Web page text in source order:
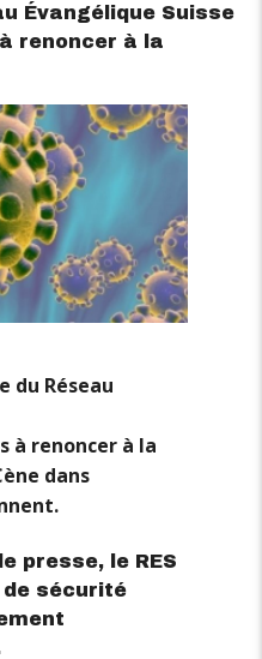
Évangélique Suisse
renoncer à la
du Réseau
à renoncer à la
dans
presse, le RES
sécurité